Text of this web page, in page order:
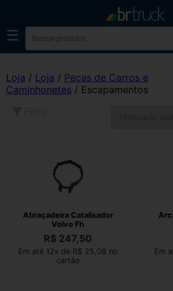
☰
Loja / Loja / Peças de Carros e
Caminhonetes / Escapamentos
Abraçadeira Catalisador
Volvo Fh
R$ 247,50
Em até 12x de R$ 25,08 no
cartão
Em